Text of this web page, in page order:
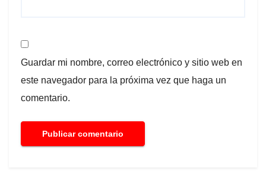
Guardar mi nombre, correo electrónico y sitio web en
este navegador para la próxima vez que haga un
comentario.